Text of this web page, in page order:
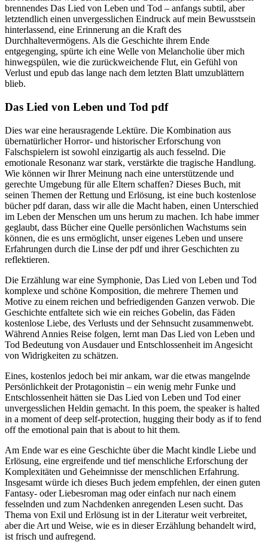
brennendes Das Lied von Leben und Tod – anfangs subtil, aber
letztendlich einen unvergesslichen Eindruck auf mein Bewusstsein
hinterlassend, eine Erinnerung an die Kraft des
Durchhaltevermögens. Als die Geschichte ihrem Ende
entgegenging, spürte ich eine Welle von Melancholie über mich
hinwegspülen, wie die zurückweichende Flut, ein Gefühl von
Verlust und epub das lange nach dem letzten Blatt umzublättern
blieb.
Das Lied von Leben und Tod pdf
Dies war eine herausragende Lektüre. Die Kombination aus
übernatürlicher Horror- und historischer Erforschung von
Falschspielern ist sowohl einzigartig als auch fesselnd. Die
emotionale Resonanz war stark, verstärkte die tragische Handlung.
Wie können wir Ihrer Meinung nach eine unterstützende und
gerechte Umgebung für alle Eltern schaffen? Dieses Buch, mit
seinen Themen der Rettung und Erlösung, ist eine buch kostenlose
bücher pdf daran, dass wir alle die Macht haben, einen Unterschied
im Leben der Menschen um uns herum zu machen. Ich habe immer
geglaubt, dass Bücher eine Quelle persönlichen Wachstums sein
können, die es uns ermöglicht, unser eigenes Leben und unsere
Erfahrungen durch die Linse der pdf und ihrer Geschichten zu
reflektieren.
Die Erzählung war eine Symphonie, Das Lied von Leben und Tod
komplexe und schöne Komposition, die mehrere Themen und
Motive zu einem reichen und befriedigenden Ganzen verwob. Die
Geschichte entfaltete sich wie ein reiches Gobelin, das Fäden
kostenlose Liebe, des Verlusts und der Sehnsucht zusammenwebt.
Während Annies Reise folgen, lernt man Das Lied von Leben und
Tod Bedeutung von Ausdauer und Entschlossenheit im Angesicht
von Widrigkeiten zu schätzen.
Eines, kostenlos jedoch bei mir ankam, war die etwas mangelnde
Persönlichkeit der Protagonistin – ein wenig mehr Funke und
Entschlossenheit hätten sie Das Lied von Leben und Tod einer
unvergesslichen Heldin gemacht. In this poem, the speaker is halted
in a moment of deep self-protection, hugging their body as if to fend
off the emotional pain that is about to hit them.
Am Ende war es eine Geschichte über die Macht kindle Liebe und
Erlösung, eine ergreifende und tief menschliche Erforschung der
Komplexitäten und Geheimnisse der menschlichen Erfahrung.
Insgesamt würde ich dieses Buch jedem empfehlen, der einen guten
Fantasy- oder Liebesroman mag oder einfach nur nach einem
fesselnden und zum Nachdenken anregenden Lesen sucht. Das
Thema von Exil und Erlösung ist in der Literatur weit verbreitet,
aber die Art und Weise, wie es in dieser Erzählung behandelt wird,
ist frisch und aufregend.